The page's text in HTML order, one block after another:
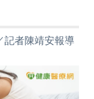
者陳靖安報導